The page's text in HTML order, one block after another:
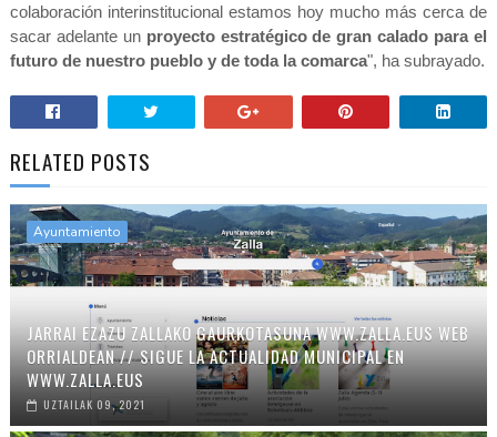
colaboración interinstitucional estamos hoy mucho máscerca de
sacar adelante un proyecto estratégico de gran calado para el
futuro de nuestro pueblo y de toda la comarca", ha subrayado.
RELATED POSTS
Ayuntamiento
JARRAI EZAZU ZALLAKO GAURKOTASUNA WWW.ZALLA.EUS WEB
ORRIALDEAN // SIGUE LA ACTUALIDAD MUNICIPAL EN
WWW.ZALLA.EUS
UZTAILAK 09, 2021